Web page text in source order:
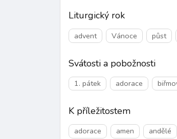
Liturgický rok
advent Vánoce půst
Svátosti a pobožnosti
1. pátek adorace
K příležitostem
adorace amen andělé